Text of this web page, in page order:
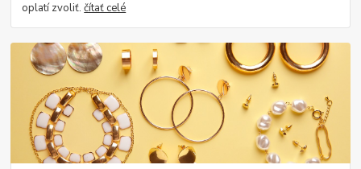
oplatí zvoliť.čítať celé